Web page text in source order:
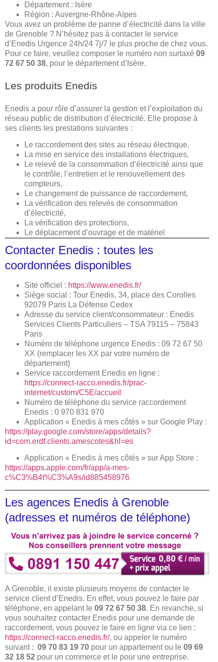
Département : Isère‎
Région : Auvergne-Rhône-Alpes
Vous avez un problème de panne d’électricité dans la ville
de Grenoble ? N’hésitez pas à contacter le service
d’Enedis Urgence 24h/24 7j/7 le plus proche de chez vous.
Pour ce faire, veuillez composer le numéro non surtaxé 09
72 67 50 38, pour le département d’Isère.
Les produits Enedis
Enedis a pour rôle d’assurer la gestion et l’exploitation du
réseau public de distribution d’électricité. Elle propose à
ses clients les prestations suivantes :
Le raccordement des sites au réseau électrique,
La mise en service des installations électriques,
Le relevé de la consommation d’électricité ainsi que
le contrôle, l’entretien et le renouvellement des
compteurs,
Le changement de puissance de raccordement,
La vérification des relevés de consommation
d’électricité,
La vérification des protections,
Le déplacement d’ouvrage et de matériel
Contacter Enedis : toutes les
coordonnées disponibles
Site officiel : https://www.enedis.fr/
Siège social : Tour Enedis, 34, place des Corolles
92079 Paris La Défense Cedex
Adresse du service client/consommateur : Enedis
Services Clients Particuliers – TSA 79115 – 75843
Paris
Numéro de téléphone urgence Enedis : 09 72 67 50
XX (remplacer les XX par votre numéro de
département)
Service raccordement Enedis en ligne :
https://connect-racco.enedis.fr/prac-
internet/custom/C5E/accueil
Numéro de téléphone du service raccordement
Enedis : 0 970 831 970
Application « Enedis à mes côtés » sur Google Play :
https://play.google.com/store/apps/details?
id=com.erdf.clients.amescotes&hl=es
Application « Enedis à mes côtés » sur App Store :
https://apps.apple.com/fr/app/a-mes-
c%C3%B4t%C3%A9s/id885458976
Les agences Enedis à Grenoble
(adresses et numéros de téléphone)
A Grenoble, il existe plusieurs moyens de contacter le
service client d’Enedis. En effet, vous pouvez le faire par
téléphone, en appelant le 09 72 67 50 38. En revanche, si
vous souhaitez contacter Enedis pour une demande de
raccordement, vous pouvez le faire en ligne via ce lien :
https://connect-racco.enedis.fr/, ou appeler le numéro
suivant : 09 70 83 19 70 pour un appartement ou le 09 69
32 18 52 pour un commerce et le pour une entreprise.